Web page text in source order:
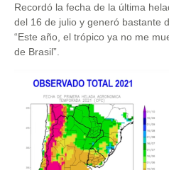
Recordó la fecha de la última
del 16 de julio y generó bastante
“Este año, el trópico ya no me
de Brasil”.